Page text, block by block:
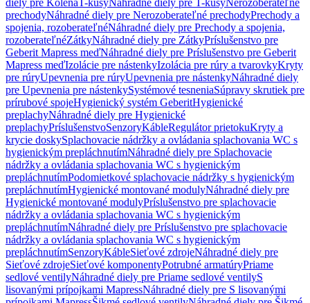
diely pre KolenáT-kusyNáhradné diely pre T-kusyNerozoberateľné
prechodyNáhradné diely pre Nerozoberateľné prechodyPrechody a
spojenia, rozoberateľnéNáhradné diely pre Prechody a spojenia,
rozoberateľnéZátkyNáhradné diely pre ZátkyPríslušenstvo pre
Geberit Mapress meďNáhradné diely pre Príslušenstvo pre Geberit
Mapress meďIzolácie pre nástenkyIzolácia pre rúry a tvarovkyKryty
pre rúryUpevnenia pre rúryUpevnenia pre nástenkyNáhradné diely
pre Upevnenia pre nástenkySystémové tesneniaSúpravy skrutiek pre
prírubové spojeHygienický systém GeberitHygienické
preplachyNáhradné diely pre Hygienické
preplachyPríslušenstvoSenzoryKábleRegulátor prietokuKryty a
krycie doskySplachovacie nádržky a ovládania splachovania WC s
hygienickým prepláchnutímNáhradné diely pre Splachovacie
nádržky a ovládania splachovania WC s hygienickým
prepláchnutímPodomietkové splachovacie nádržky s hygienickým
prepláchnutímHygienické montované modulyNáhradné diely pre
Hygienické montované modulyPríslušenstvo pre splachovacie
nádržky a ovládania splachovania WC s hygienickým
prepláchnutímNáhradné diely pre Príslušenstvo pre splachovacie
nádržky a ovládania splachovania WC s hygienickým
prepláchnutímSenzoryKábleSieťové zdrojeNáhradné diely pre
Sieťové zdrojeSieťové komponentyPotrubné armatúryPriame
sedlové ventilyNáhradné diely pre Priame sedlové ventilyS
lisovanými prípojkami MapressNáhradné diely pre S lisovanými